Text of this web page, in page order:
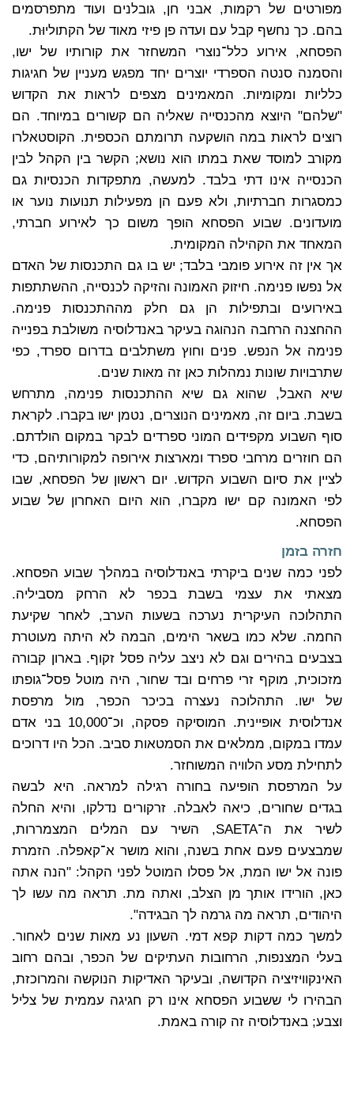
מפורטים של רקמות, אבני חן, גובלנים ועוד מתפרסמים
בהם. כך נחשף קבל עם ועדה פן פיזי מאוד של הקתוליוּת.
הפסחא, אירוע כלל־נוצרי המשחזר את קורותיו של ישו,
והסמנה סנטה הספרדי יוצרים יחד מפגש מעניין של חגיגות
כלליות ומקומיות. המאמינים מצפים לראות את הקדוש
"שלהם" היוצא מהכנסייה שאליה הם קשורים במיוחד. הם
רוצים לראות במה הושקעה תרומתם הכספית. הקוסטאלרו
מקורב למוסד שאת במתו הוא נושא; הקשר בין הקהל לבין
הכנסייה אינו דתי בלבד. למעשה, מתפקדות הכנסיות גם
כמסגרות חברתיות, ולא פעם הן מפעילות תנועות נוער או
מועדונים. שבוע הפסחא הופך משום כך לאירוע חברתי,
המאחד את הקהילה המקומית.
אך אין זה אירוע פומבי בלבד; יש בו גם התכנסות של האדם
אל נפשו פנימה. חיזוק האמונה והזיקה לכנסייה, ההשתתפות
באירועים ובתפילות הן גם חלק מההתכנסות פנימה.
ההחצנה הרחבה הנהוגה בעיקר באנדלוסיה משולבת בפנייה
פנימה אל הנפש. פנים וחוץ משתלבים בדרום ספרד, כפי
שתרבויות שונות נמהלות כאן זה מאות שנים.
שיא האבל, שהוא גם שיא ההתכנסות פנימה, מתרחש
בשבת. ביום זה, מאמינים הנוצרים, נטמן ישו בקברו. לקראת
סוף השבוע מקפידים המוני ספרדים לבקר במקום הולדתם.
הם חוזרים מרחבי ספרד ומארצות אירופה למקורותיהם, כדי
לציין את סיום השבוע הקדוש. יום ראשון של הפסחא, שבו
לפי האמונה קם ישו מקברו, הוא היום האחרון של שבוע
הפסחא.
חזרה בזמן
לפני כמה שנים ביקרתי באנדלוסיה במהלך שבוע הפסחא.
מצאתי את עצמי בשבת בכפר לא הרחק מסביליה.
התהלוכה העיקרית נערכה בשעות הערב, לאחר שקיעת
החמה. שלא כמו בשאר הימים, הבמה לא היתה מעוטרת
בצבעים בהירים וגם לא ניצב עליה פסל זקוף. בארון קבורה
מזכוכית, מוקף זרי פרחים ובד שחור, היה מוטל פסל־גופתו
של ישו. התהלוכה נעצרה בכיכר הכפר, מול מרפסת
אנדלוסית אופיינית. המוסיקה פסקה, וכ־10,000 בני אדם
עמדו במקום, ממלאים את הסמטאות סביב. הכל היו דרוכים
לתחילת מסע הלוויה המשוחזר.
על המרפסת הופיעה בחורה רגילה למראה. היא לבשה
בגדים שחורים, כיאה לאבלה. זרקורים נדלקו, והיא החלה
לשיר את ה־SAETA, השיר עם המלים המצמררות,
שמבצעים פעם אחת בשנה, והוא מושר א־קאפלה. הזמרת
פונה אל ישו המת, אל פסלו המוטל לפני הקהל: "הנה אתה
כאן, הורידו אותך מן הצלב, ואתה מת. תראה מה עשו לך
היהודים, תראה מה גרמה לך הבגידה".
למשך כמה דקות קפא דמי. השעון נע מאות שנים לאחור.
בעלי המצנפות, הרחובות העתיקים של הכפר, ובהם רחוב
האינקוויזיציה הקדושה, ובעיקר האדיקות הנוקשה והמרוכזת,
הבהירו לי ששבוע הפסחא אינו רק חגיגה עממית של צליל
וצבע; באנדלוסיה זה קורה באמת.